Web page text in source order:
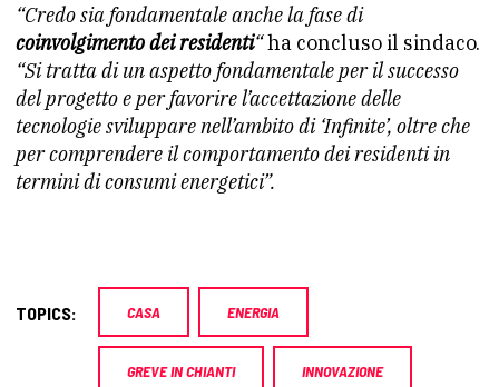
“Credo sia fondamentale anche la fase di
coinvolgimento dei residenti“ha concluso il sindaco.
“Si tratta di un aspetto fondamentale per il successo
del progetto e per favorire l’accettazione delle
tecnologie sviluppare nell’ambito di ‘Infinite’, oltre che
per comprendere il comportamento dei residenti in
termini di consumi energetici”.
TOPICS: CASA ENERGIA
GREVE IN CHIANTI INNOVAZIONE